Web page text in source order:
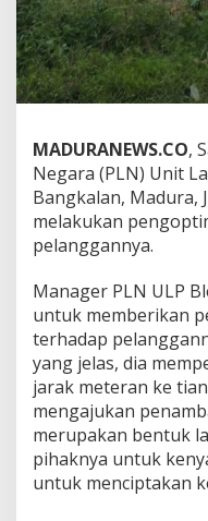
MADURANEWS.CO,
Negara (PLN) Unit
Bangkalan, Madura,
melakukan
pelanggannya.
Manager PLN ULP
untuk memberikan
terhadap
yang jelas, dia
jarak meteran ke
mengajukan
merupakan bentuk
pihaknya untuk
untuk menciptakan